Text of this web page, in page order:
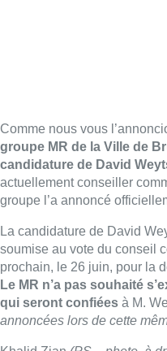
Comme nous vous
groupe MR de la Ville de
candidature de David
actuellement conseiller
groupe l’a annoncé
La candidature de David
soumise au vote du conseil
prochain, le 26 juin, pour la
Le MR n’a pas souhaité
qui seront confiées à M.
annoncées lors de cette